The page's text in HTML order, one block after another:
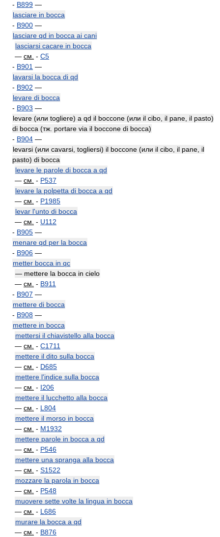
- B899 —
lasciare in bocca
- B900 —
lasciare qd in bocca ai cani
lasciarsi cacare in bocca
— см. - C5
- B901 —
lavarsi la bocca di qd
- B902 —
levare di bocca
- B903 —
levare (или togliere) a qd il boccone (или il cibo, il pane, il pasto)
di bocca (тж. portare via il boccone di bocca)
- B904 —
levarsi (или cavarsi, togliersi) il boccone (или il cibo, il pane, il
pasto) di bocca
levare le parole di bocca a qd
— см. - P537
levare la polpetta di bocca a qd
— см. - P1985
levar l'unto di bocca
— см. - U112
- B905 —
menare qd per la bocca
- B906 —
metter bocca in qc
— mettere la bocca in cielo
— см. - B911
- B907 —
mettere di bocca
- B908 —
mettere in bocca
mettersi il chiavistello alla bocca
— см. - C1711
mettere il dito sulla bocca
— см. - D685
mettere l'indice sulla bocca
— см. - I206
mettere il lucchetto alla bocca
— см. - L804
mettere il morso in bocca
— см. - M1932
mettere parole in bocca a qd
— см. - P546
mettere una spranga alla bocca
— см. - S1522
mozzare la parola in bocca
— см. - P548
muovere sette volte la lingua in bocca
— см. - L686
murare la bocca a qd
— см. - B876